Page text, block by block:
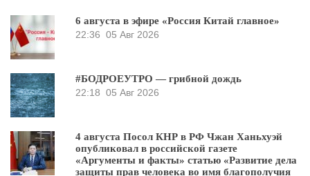
6 августа в эфире «Россия Китай главное»
22:36 05 Авг 2026
#БОДРОЕУТРО — грибной дождь
22:18 05 Авг 2026
4 августа Посол КНР в РФ Чжан Ханьхуэй
опубликовал в российской газете
«Аргументы и факты» статью «Развитие дела
защиты прав человека во имя благополучия